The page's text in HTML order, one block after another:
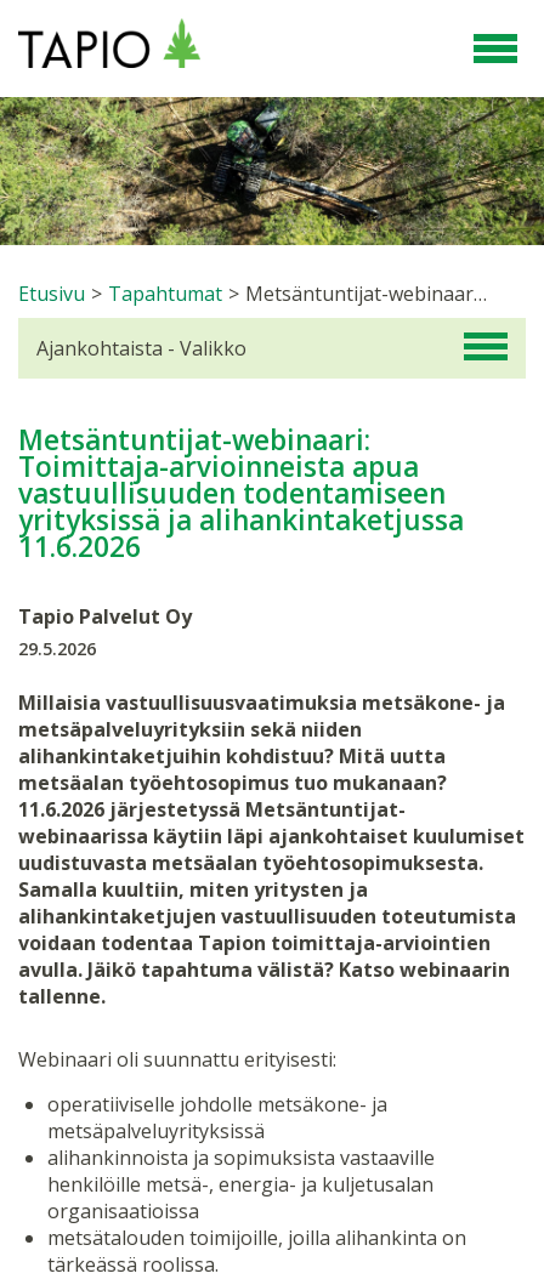
Etusivu > Tapahtumat > Metsäntuntijat-webinaari: Toimittaja-arvioinneista apua vastuullisuuden todentamiseen yrityksissä ja alihankintaketjussa 11.6.2026
Metsäntuntijat-webinaari:
Toimittaja-arvioinneista apua
vastuullisuuden todentamiseen
yrityksissä ja alihankintaketjussa
11.6.2026
Tapio Palvelut Oy
29.5.2026
Millaisia vastuullisuusvaatimuksia metsäkone- ja
metsäpalveluyrityksiin sekä niiden
alihankintaketjuihin kohdistuu? Mitä uutta
metsäalan työehtosopimus tuo mukanaan?
11.6.2026 järjestetyssä Metsäntuntijat-
webinaarissa käytiin läpi ajankohtaiset kuulumiset
uudistuvasta metsäalan työehtosopimuksesta.
Samalla kuultiin, miten yritysten ja
alihankintaketjujen vastuullisuuden toteutumista
voidaan todentaa Tapion toimittaja-arviointien
avulla. Jäikö tapahtuma välistä? Katso webinaarin
tallenne.
Webinaari oli suunnattu erityisesti:
operatiiviselle johdolle metsäkone- ja
metsäpalveluyrityksissä
alihankinnoista ja sopimuksista vastaaville
henkilöille metsä-, energia- ja kuljetusalan
organisaatioissa
metsätalouden toimijoille, joilla alihankinta on
tärkeässä roolissa.
Ajankohtaista - Valikko